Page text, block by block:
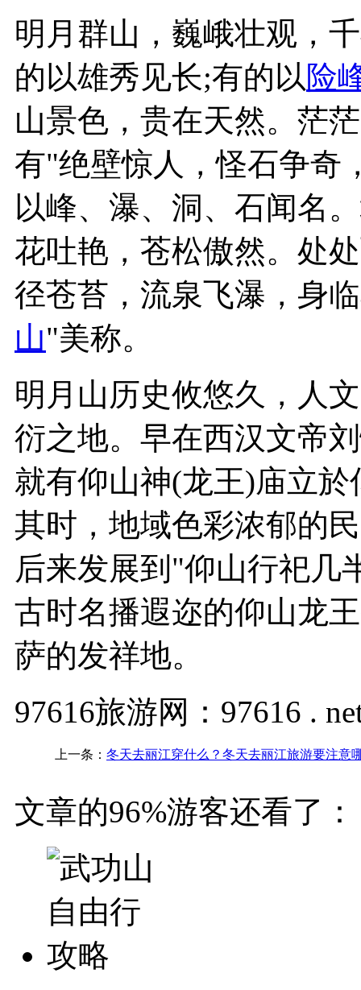
明月群山，巍峨壮观，
的以雄秀见长;有的以险
山景色，贵在天然。茫
有"绝壁惊人，怪石争奇
以峰、瀑、洞、石闻名
花吐艳，苍松傲然。处
径苍苔，流泉飞瀑，身
山"美称。
明月山历史攸悠久，人
衍之地。早在西汉文帝
就有仰山神(龙王)庙立
其时，地域色彩浓郁的
后来发展到"仰山行祀几
古时名播遐迩的仰山龙
萨的发祥地。
97616旅游网：97616 .
上一条： 冬天去丽江穿什么？冬天去丽江旅游要注意
文章的96%游客还看了：